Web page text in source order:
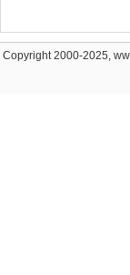
Copyright 2000-2025,